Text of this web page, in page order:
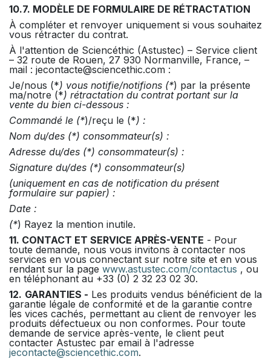
10.7. MODÈLE DE FORMULAIRE DE RÉTRACTATION
À compléter et renvoyer uniquement si vous souhaitez
vous rétracter du contrat.
À l'attention de Sciencéthic (Astustec) – Service client
– 32 route de Rouen, 27 930 Normanville, France, –
mail : jecontacte@sciencethic.com :
Je/nous (*) vous notifie/notifions (*) par la présente
ma/notre (*) rétractation du contrat portant sur la
vente du bien ci-dessous :
Commandé le (*)/reçu le (*) :
Nom du/des (*) consommateur(s) :
Adresse du/des (*) consommateur(s) :
Signature du/des (*) consommateur(s)
(uniquement en cas de notification du présent
formulaire sur papier) :
Date :
(*) Rayez la mention inutile.
11. CONTACT ET SERVICE APRÈS-VENTE - Pour
toute demande, nous vous invitons à contacter nos
services en vous connectant sur notre site et en vous
rendant sur la page www.astustec.com/contactus , ou
en téléphonant au +33 (0) 2 32 23 02 30.
12. GARANTIES - Les produits vendus bénéficient de la
garantie légale de conformité et de la garantie contre
les vices cachés, permettant au client de renvoyer les
produits défectueux ou non conformes. Pour toute
demande de service après-vente, le client peut
contacter Astustec par email à l'adresse
jecontacte@sciencethic.com.